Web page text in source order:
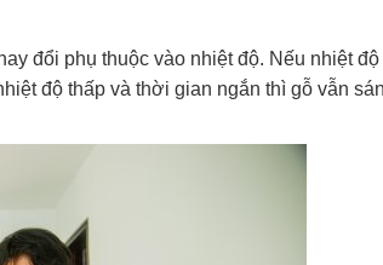
đổi phụ thuộc vào nhiệt độ. Nếu nhiệt độ
độ thấp và thời gian ngắn thì gỗ vẫn